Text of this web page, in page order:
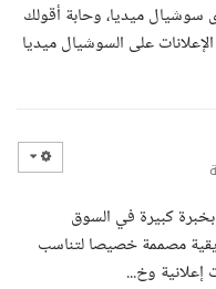
ميديا، وحابة أقولك
في تصميم الإعلانات على السوشيال ميديا
كبيرة في السوق
مصممة خصيصا لتناسب
وخ...